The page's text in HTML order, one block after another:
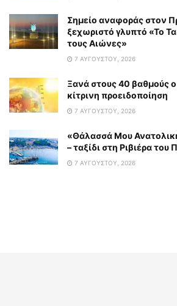
Σημείο αναφοράς στον
ξεχωριστό γλυπτό «Το
τους Αιώνες»
7 ΑΥΓΟΎΣΤΟΥ, 2026
Ξανά στους 40 βαθμούς
κίτρινη προειδοποίηση
7 ΑΥΓΟΎΣΤΟΥ, 2026
«Θάλασσά Μου
– ταξίδι στη Ριβιέρα
7 ΑΥΓΟΎΣΤΟΥ, 2026